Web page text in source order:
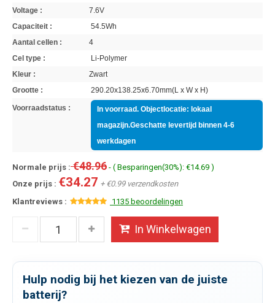
Voltage :
7.6V
Capaciteit :
54.5Wh
Aantal cellen :
4
Cel type :
Li-Polymer
Kleur :
Zwart
Grootte :
290.20x138.25x6.70mm(L x W x H)
Voorraadstatus :
In voorraad. Objectlocatie: lokaal
magazijn.Geschatte levertijd binnen 4-6
werkdagen
Normale prijs :€48.96 - ( Besparingen(30%): €14.69 )
Onze prijs : €34.27 + €0.99 verzendkosten
Klantreviews :
1135 beoordelingen
In Winkelwagen
Hulp nodig bij het kiezen van de juiste
batterij?